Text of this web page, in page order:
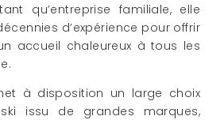
qu’entreprise familiale, elle
d’expérience pour offrir
accueil chaleureux à tous les
à disposition un large choix
issu de grandes marques,